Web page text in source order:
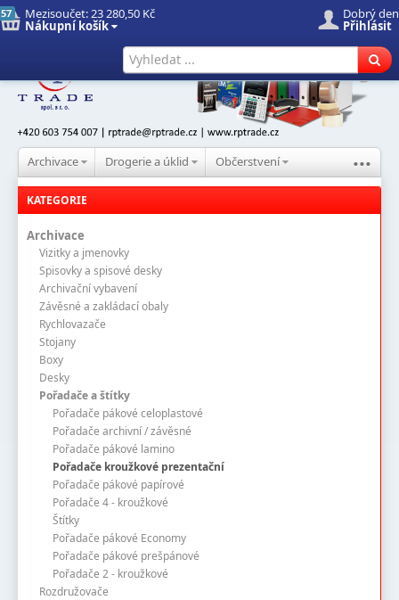
57 Mezisoučet:23 280,50 Kč
Nákupní košík
Dobrý den
Přihlásit
Hledat
Archivace Drogerie a úklid Občerstvení ...
KATEGORIE
Archivace
Vizitky a jmenovky
Spisovky a spisové desky
Archivační vybavení
Závěsné a zakládací obaly
Rychlovazače
Stojany
Boxy
Desky
Pořadače a štítky
Pořadače pákové celoplastové
Pořadače archivní / závěsné
Pořadače pákové lamino
Pořadače kroužkové prezentační
Pořadače pákové papírové
Pořadače 4 - kroužkové
Štítky
Pořadače pákové Economy
Pořadače pákové prešpánové
Pořadače 2 - kroužkové
Rozdružovače